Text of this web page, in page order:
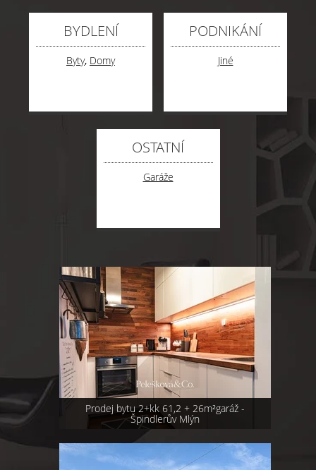
BYDLENÍ
Byty, Domy
PODNIKÁNÍ
Jiné
OSTATNÍ
Garáže
Prodej bytu 2+kk 61,2 + 26m²garáž -
Špindlerův Mlýn